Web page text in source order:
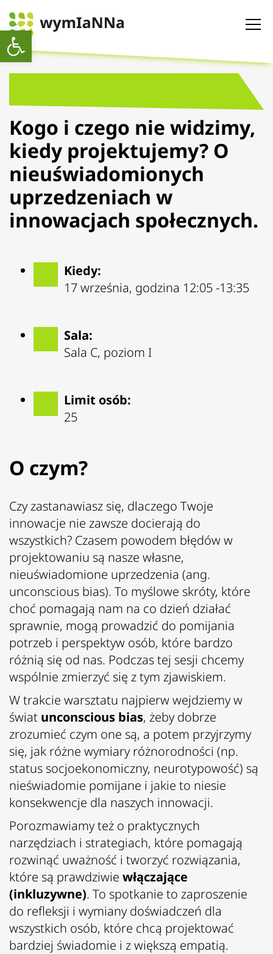
Otwórz pasek narzędzi
Kogo i czego nie widzimy,
kiedy projektujemy? O
nieuświadomionych
uprzedzeniach w
innowacjach społecznych.
Kiedy:
17 września, godzina 12:05 -13:35
Sala:
Sala C, poziom I
Limit osób:
25
O czym?
Czy zastanawiasz się, dlaczego Twoje
innowacje nie zawsze docierają do
wszystkich? Czasem powodem błędów w
projektowaniu są nasze własne,
nieuświadomione uprzedzenia (ang.
unconscious bias). To myślowe skróty, które
choć pomagają nam na co dzień działać
sprawnie, mogą prowadzić do pomijania
potrzeb i perspektyw osób, które bardzo
różnią się od nas. Podczas tej sesji chcemy
wspólnie zmierzyć się z tym zjawiskiem.
W trakcie warsztatu najpierw wejdziemy w
świat unconscious bias, żeby dobrze
zrozumieć czym one są, a potem przyjrzymy
się, jak różne wymiary różnorodności (np.
status socjoekonomiczny, neurotypowość) są
nieświadomie pomijane i jakie to niesie
konsekwencje dla naszych innowacji.
Porozmawiamy też o praktycznych
narzędziach i strategiach, które pomagają
rozwinąć uważność i tworzyć rozwiązania,
które są prawdziwie włączające
(inkluzywne). To spotkanie to zaproszenie
do refleksji i wymiany doświadczeń dla
wszystkich osób, które chcą projektować
bardziej świadomie i z większą empatią.